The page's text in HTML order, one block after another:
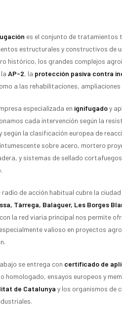
es el conjunto de tratamientos
estructurales y constructivos de
histórico, los grandes complejos
laAP-2, la protección pasiva contra
a las rehabilitaciones, ampliaciones
especializada en ignifugadoy
cada intervención según la
según la clasificación europea de
sobre acero, mortero
y sistemas de sellado
radio de acción habitual cubre la
Tàrrega, Balaguer, Les Borges
la red viaria principal nos permite
valioso en proyectos
se entrega con certificado de
homologado, ensayos europeos y
de Catalunya y los organismos de